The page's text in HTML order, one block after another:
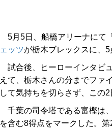
5月5日、船橋アリーナにて
ェッツが栃木ブレックスに、
試合後、ヒーローインタビ
えて、栃木さんの分までファ
して気持ちを切らさず、この
千葉の司令塔である富樫は
を含む8得点をマークした。